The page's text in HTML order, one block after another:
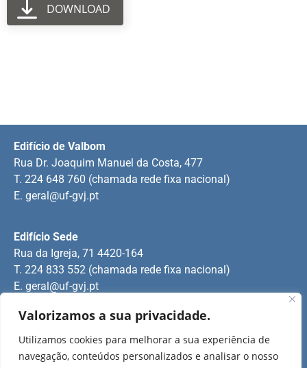
Valorizamos a sua privacidade.
Utilizamos cookies para melhorar a sua experiência de
navegação, conteúdos personalizados e analisar o nosso
DOWNLOAD
Rua Manuel Pinto Martins
T. 224 509 703 (chamada rede fixa nacional)
Edifício Sede
Rua da Igreja, 71 4420-164
T. 224 833 552 (chamada rede fixa nacional)
E. geral@uf-gvj.pt
Edifício de Valbom
Rua Dr. Joaquim Manuel da Costa, 477
T. 224 648 760 (chamada rede fixa nacional)
E. geral@uf-gvj.pt